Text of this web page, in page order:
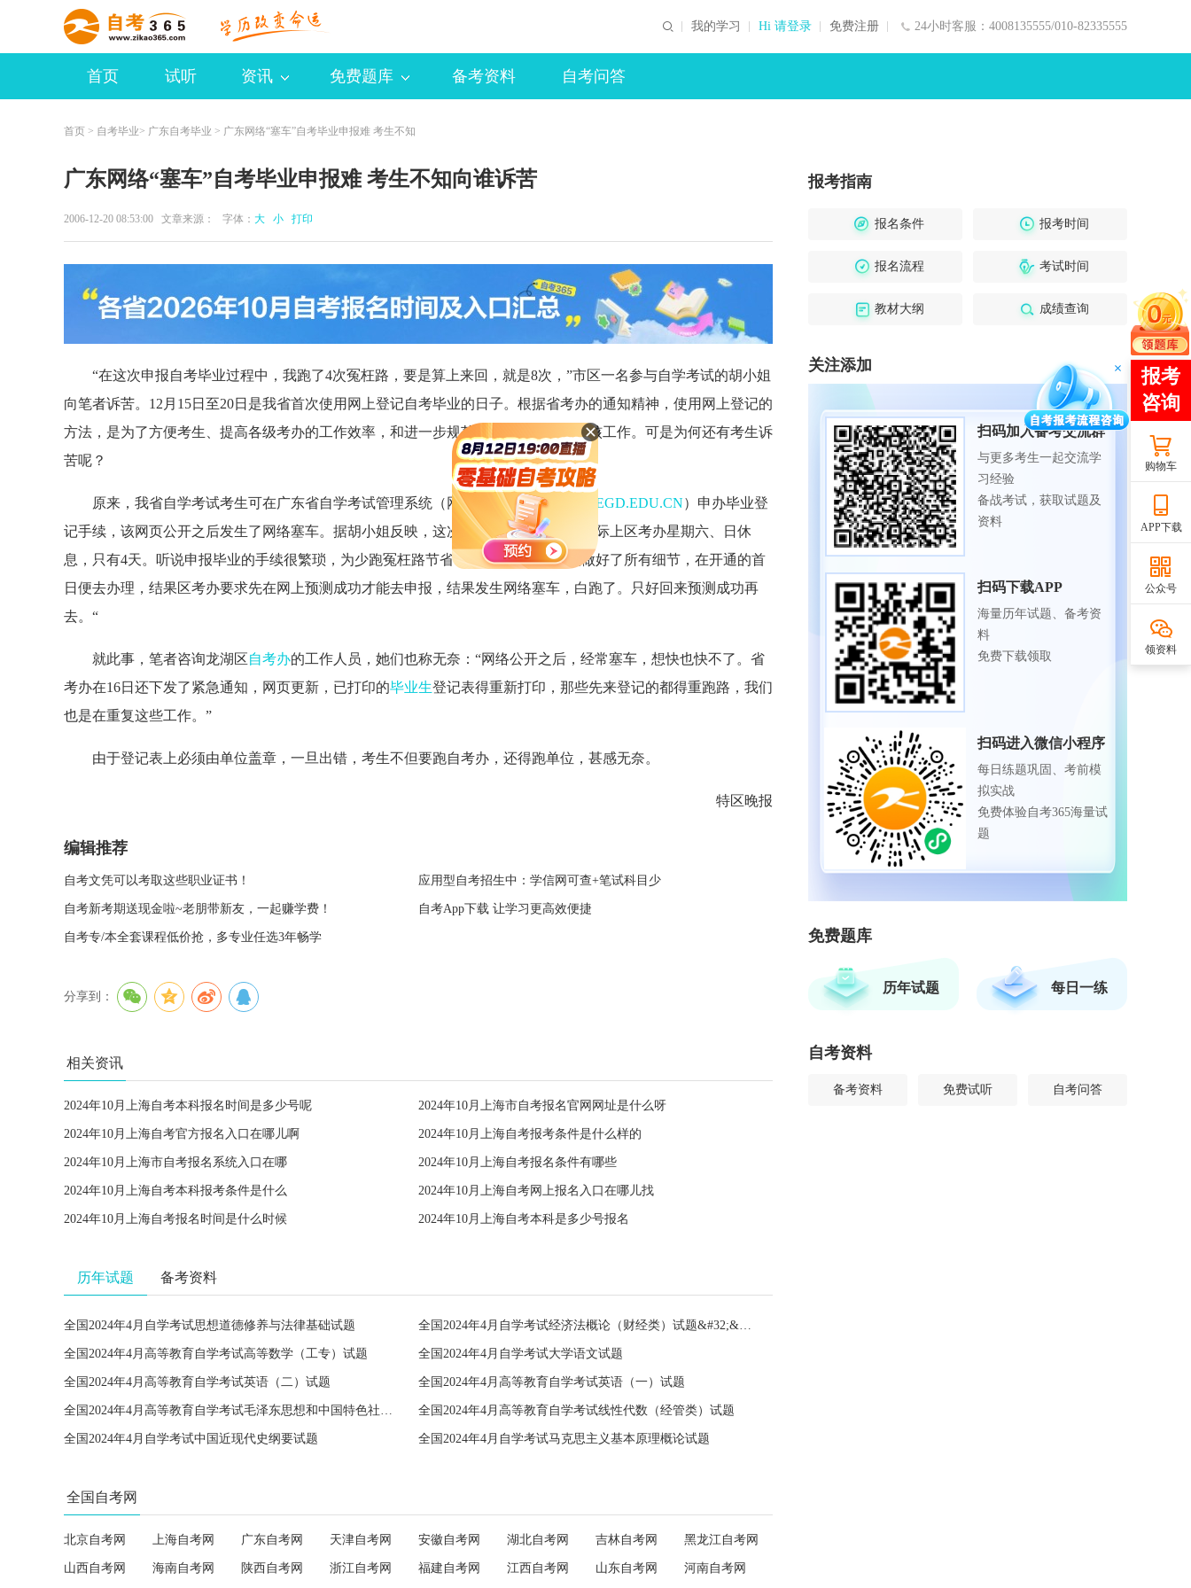
24小时客服：4008135555/010-82335555
我的学习 Hi 请登录 免费注册
首页 试听 资讯 免费题库 备考资料 自考问答
首页 > 自考毕业> 广东自考毕业 > 广东网络“塞车”自考毕业申报难 考生不知
广东网络“塞车”自考毕业申报难 考生不知向谁诉苦
2006-12-20 08:53:00 文章来源： 字体： 大 小 打印
“在这次申报自考毕业过程中，我跑了4次冤枉路，要是算上来回，就是8次，”市区一名参与自学考试的胡小姐
向笔者诉苦。12月15日至20日是我省首次使用网上登记自考毕业的日子。根据省考办的通知精神，使用网上登记的
方法，是为了方便考生、提高各级考办的工作效率，和进一步规范自考毕业申报及审核工作。可是为何还有考生诉
苦呢？
原来，我省自学考试考生可在广东省自学考试管理系统（网址： HTTP://WWW.STEGD.EDU.CN）申办毕业登
记手续，该网页公开之后发生了网络塞车。据胡小姐反映，这次申报的时间有6天，实际上区考办星期六、日休
息，只有4天。听说申报毕业的手续很繁琐，为少跑冤枉路节省时间，胡小姐一早就做好了所有细节，在开通的首
日便去办理，结果区考办要求先在网上预测成功才能去申报，结果发生网络塞车，白跑了。只好回来预测成功再
去。“
就此事，笔者咨询龙湖区自考办的工作人员，她们也称无奈：“网络公开之后，经常塞车，想快也快不了。省
考办在16日还下发了紧急通知，网页更新，已打印的毕业生登记表得重新打印，那些先来登记的都得重跑路，我们
也是在重复这些工作。”
由于登记表上必须由单位盖章，一旦出错，考生不但要跑自考办，还得跑单位，甚感无奈。
特区晚报
编辑推荐
自考文凭可以考取这些职业证书！ 应用型自考招生中：学信网可查+笔试科目少
自考新考期送现金啦~老朋带新友，一起赚学费！ 自考App下载 让学习更高效便捷
自考专/本全套课程低价抢，多专业任选3年畅学
分享到：
相关资讯
2024年10月上海自考本科报名时间是多少号呢 2024年10月上海市自考报名官网网址是什么呀
2024年10月上海自考官方报名入口在哪儿啊 2024年10月上海自考报考条件是什么样的
2024年10月上海市自考报名系统入口在哪 2024年10月上海自考报名条件有哪些
2024年10月上海自考本科报考条件是什么 2024年10月上海自考网上报名入口在哪儿找
2024年10月上海自考报名时间是什么时候 2024年10月上海自考本科是多少号报名
历年试题 备考资料
全国2024年4月自学考试思想道德修养与法律基础试题 全国2024年4月自学考试经济法概论（财经类）试题&#32;&#32;
全国2024年4月高等教育自学考试高等数学（工专）试题 全国2024年4月自学考试大学语文试题
全国2024年4月高等教育自学考试英语（二）试题 全国2024年4月高等教育自学考试英语（一）试题
全国2024年4月高等教育自学考试毛泽东思想和中国特色社会主义理论体系概论试题 全国2024年4月高等教育自学考试线性代数（经管类）试题
全国2024年4月自学考试中国近现代史纲要试题 全国2024年4月自学考试马克思主义基本原理概论试题
全国自考网
北京自考网 上海自考网 广东自考网 天津自考网 安徽自考网 湖北自考网 吉林自考网 黑龙江自考网
山西自考网 海南自考网 陕西自考网 浙江自考网 福建自考网 江西自考网 山东自考网 河南自考网
报考指南
报名条件 报考时间
报名流程 考试时间
教材大纲 成绩查询
关注添加
扫码加入备考交流群
与更多考生一起交流学
习经验
备战考试，获取试题及
资料
扫码下载APP
海量历年试题、备考资
料
免费下载领取
扫码进入微信小程序
每日练题巩固、考前模
拟实战
免费体验自考365海量试
题
免费题库
历年试题 每日一练
自考资料
备考资料 免费试听 自考问答
购物车
APP下载
公众号
领资料